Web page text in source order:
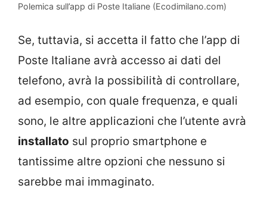
Polemica sull’app di Poste Italiane (Ecodimilano.com)
Se, tuttavia, si accetta il fatto che l’app di
Poste Italiane avrà accesso ai dati del
telefono, avrà la possibilità di controllare,
ad esempio, con quale frequenza, e quali
sono, le altre applicazioni che l’utente avrà
installato sul proprio smartphone e
tantissime altre opzioni che nessuno si
sarebbe mai immaginato.